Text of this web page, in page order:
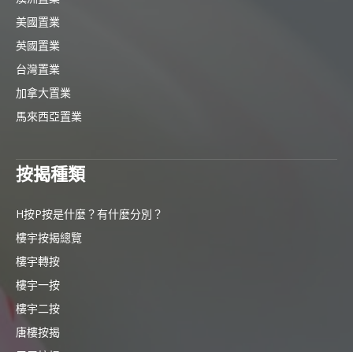
美國置業
英國置業
台灣置業
加拿大置業
馬來西亞置業
按揭種類
H按P按是什麼？有什麼分別？
樓宇按揭總覽
樓宇轉按
樓宇一按
樓宇二按
唐樓按揭